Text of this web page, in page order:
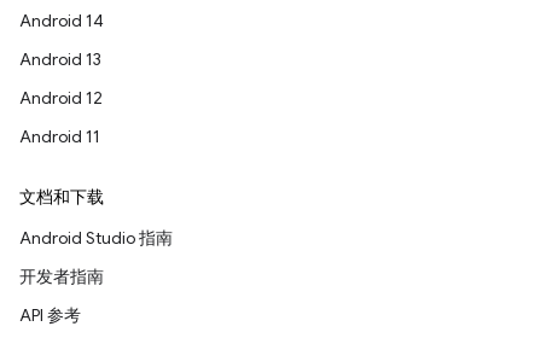
Android 14
Android 13
Android 12
Android 11
文档和下载
Android Studio 指南
开发者指南
API 参考